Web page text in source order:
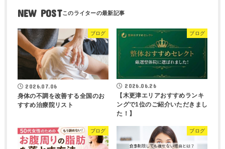
NEW POST
ブログ
2026.07.06
身体の不調を改善する全国のお
すすめ治療院リスト
ブログ
2026.06.26
【木更津エリアおすすめランキ
ングで1位のご紹介いただきまし
た！】
ブログ ブログ